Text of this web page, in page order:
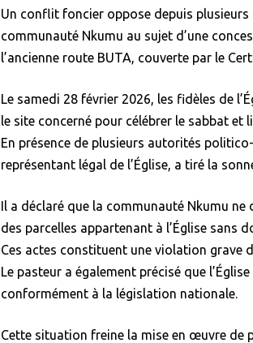
Un conflit foncier oppose depuis plusieurs
communauté Nkumu au sujet d’une
l’ancienne route BUTA, couverte par le
Le samedi 28 février 2026, les fidèles de
le site concerné pour célébrer le sabbat et
En présence de plusieurs autorités
représentant légal de l’Église, a tiré la
Il a déclaré que la communauté Nkumu
des parcelles appartenant à l’Église sans
Ces actes constituent une violation grave
Le pasteur a également précisé que
conformément à la législation nationale.
Cette situation freine la mise en œuvre de